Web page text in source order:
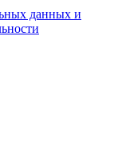
данных и